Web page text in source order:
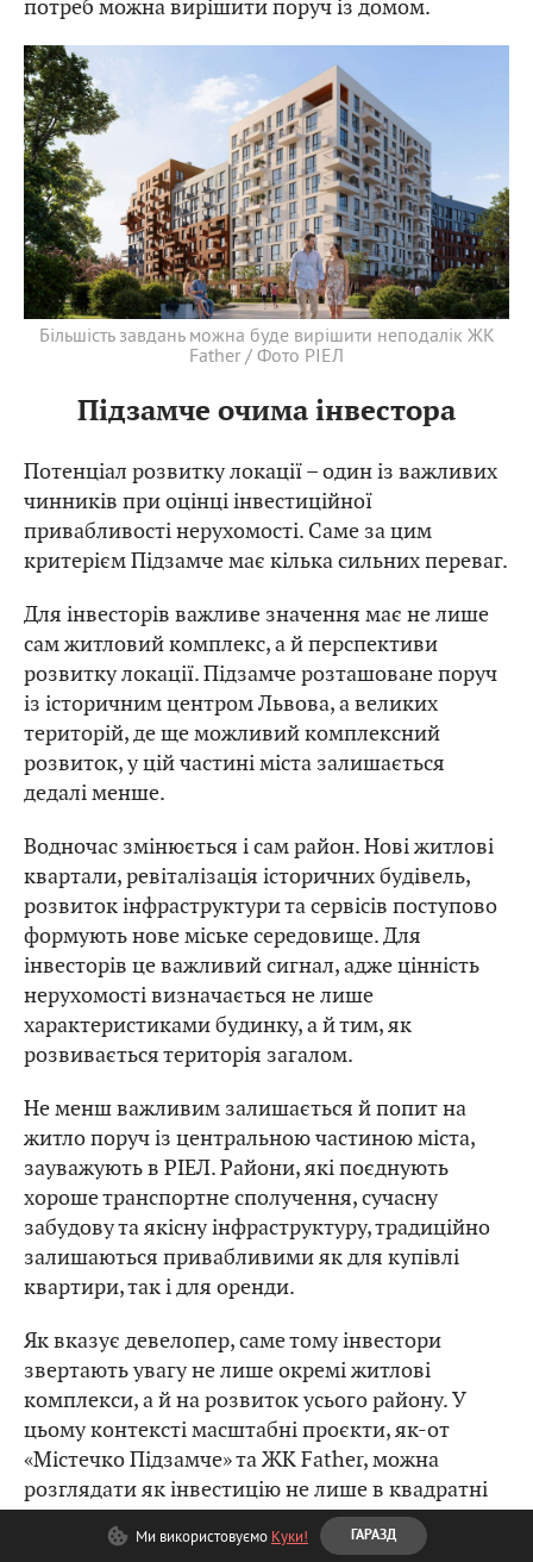
потреб можна вирішити поруч із домом.
Більшість завдань можна буде вирішити неподалік ЖК
Father / Фото РІЕЛ
Підзамче очима інвестора
Потенціал розвитку локації – один із важливих
чинників при оцінці інвестиційної
привабливості нерухомості. Саме за цим
критерієм Підзамче має кілька сильних переваг.
Для інвесторів важливе значення має не лише
сам житловий комплекс, а й перспективи
розвитку локації. Підзамче розташоване поруч
із історичним центром Львова, а великих
територій, де ще можливий комплексний
розвиток, у цій частині міста залишається
дедалі менше.
Водночас змінюється і сам район. Нові житлові
квартали, ревіталізація історичних будівель,
розвиток інфраструктури та сервісів поступово
формують нове міське середовище. Для
інвесторів це важливий сигнал, адже цінність
нерухомості визначається не лише
характеристиками будинку, а й тим, як
розвивається територія загалом.
Не менш важливим залишається й попит на
житло поруч із центральною частиною міста,
зауважують в РІЕЛ. Райони, які поєднують
хороше транспортне сполучення, сучасну
забудову та якісну інфраструктуру, традиційно
залишаються привабливими як для купівлі
квартири, так і для оренди.
Як вказує девелопер, саме тому інвестори
звертають увагу не лише окремі житлові
комплекси, а й на розвиток усього району. У
цьому контексті масштабні проєкти, як-от
«Містечко Підзамче» та ЖК Father, можна
розглядати як інвестицію не лише в квадратні
метри, а й у територію, яка продовжує активно
змінюватися.Ми використовуємо Куки! ГАРАЗД